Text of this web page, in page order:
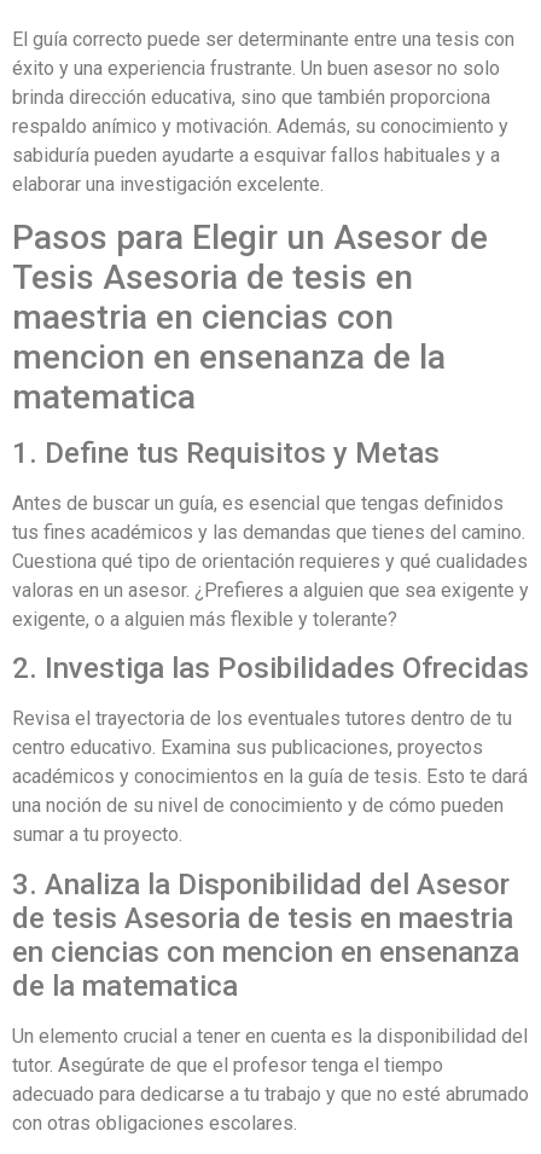
El guía correcto puede ser determinante entre una tesis con
éxito y una experiencia frustrante. Un buen asesor no solo
brinda dirección educativa, sino que también proporciona
respaldo anímico y motivación. Además, su conocimiento y
sabiduría pueden ayudarte a esquivar fallos habituales y a
elaborar una investigación excelente.
Pasos para Elegir un Asesor de
Tesis Asesoria de tesis en
maestria en ciencias con
mencion en ensenanza de la
matematica
1. Define tus Requisitos y Metas
Antes de buscar un guía, es esencial que tengas definidos
tus fines académicos y las demandas que tienes del camino.
Cuestiona qué tipo de orientación requieres y qué cualidades
valoras en un asesor. ¿Prefieres a alguien que sea exigente y
exigente, o a alguien más flexible y tolerante?
2. Investiga las Posibilidades Ofrecidas
Revisa el trayectoria de los eventuales tutores dentro de tu
centro educativo. Examina sus publicaciones, proyectos
académicos y conocimientos en la guía de tesis. Esto te dará
una noción de su nivel de conocimiento y de cómo pueden
sumar a tu proyecto.
3. Analiza la Disponibilidad del Asesor
de tesis Asesoria de tesis en maestria
en ciencias con mencion en ensenanza
de la matematica
Un elemento crucial a tener en cuenta es la disponibilidad del
tutor. Asegúrate de que el profesor tenga el tiempo
adecuado para dedicarse a tu trabajo y que no esté abrumado
con otras obligaciones escolares.